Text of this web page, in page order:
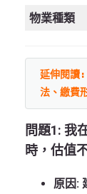
物業種類
延伸閱讀:
法、繳費
問題1: 我
時，估值
原因: